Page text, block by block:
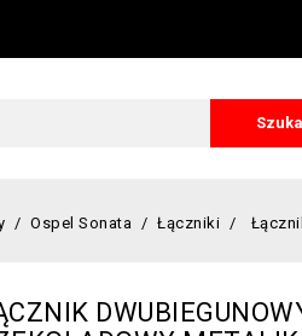
Ospel Sonata Łączniki